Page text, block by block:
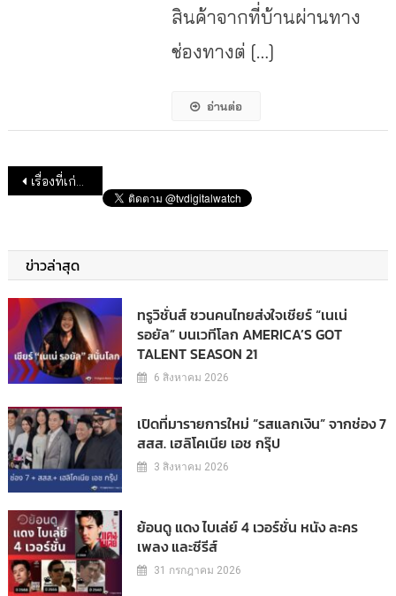
สินค้าจากที่บ้านผ่านทาง
ช่องทางต่ […]
อ่านต่อ
แนะแนวเรื่อง
เรื่องที่เก่ากว่า
ข่าวล่าสุด
ทรูวิชั่นส์ ชวนคนไทยส่งใจเชียร์ “เนเน่
รอยัล” บนเวทีโลก AMERICA’S GOT
TALENT SEASON 21
6 สิงหาคม 2026
เปิดที่มารายการใหม่ “รสแลกเงิน” จากช่อง 7
สสส. เฮลิโคเนีย เอช กรุ๊ป
3 สิงหาคม 2026
ย้อนดู แดง ไบเล่ย์ 4 เวอร์ชั่น หนัง ละคร
เพลง และซีรีส์
31 กรกฎาคม 2026